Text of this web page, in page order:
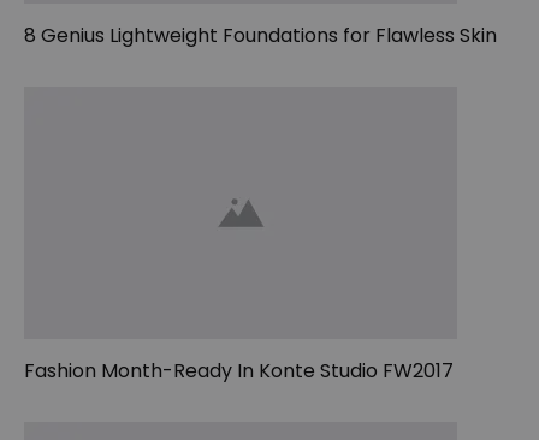
8 Genius Lightweight Foundations for Flawless Skin
Fashion Month-Ready In Konte Studio FW2017